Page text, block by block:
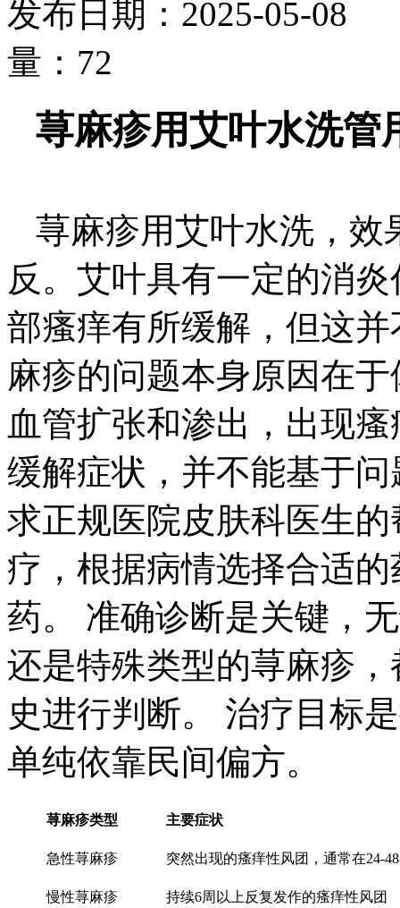
发布日期：2025-05-
量：72
荨麻疹用艾叶水洗管
荨麻疹用艾叶水洗，效
反。艾叶具有一定的消
部瘙痒有所缓解，但这
麻疹的问题本身原因在
血管扩张和渗出，出现
缓解症状，并不能基于
求正规医院皮肤科医生
疗，根据病情选择合适
药。 准确诊断是关键，
还是特殊类型的荨麻疹
史进行判断。 治疗目标
单纯依靠民间偏方。
荨麻疹类型 主要症状
急性荨麻疹 突然出现的瘙痒性风团，通常在24-
慢性荨麻疹 持续6周以上反复发作的瘙痒性风团